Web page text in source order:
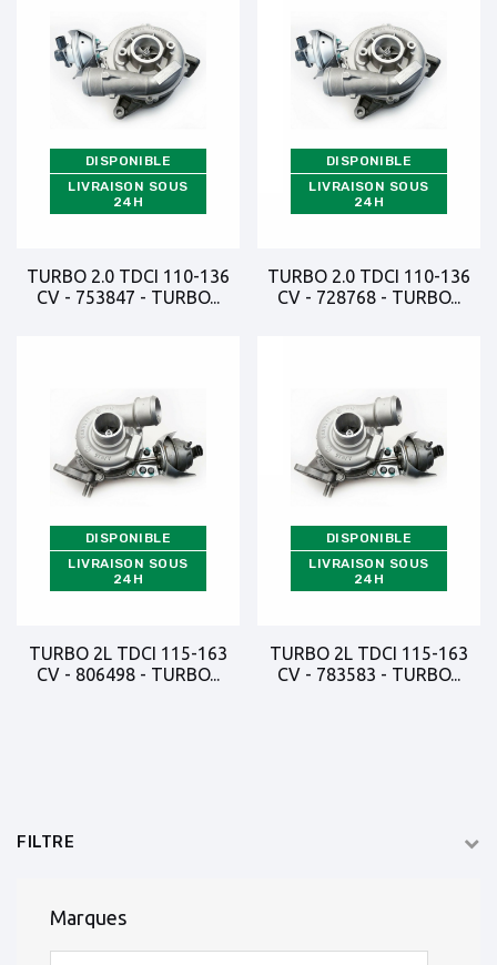
DISPONIBLE
LIVRAISON SOUS
24H
TURBO 2.0 TDCI 110-136
CV - 753847 - TURBO...
DISPONIBLE
LIVRAISON SOUS
24H
TURBO 2.0 TDCI 110-136
CV - 728768 - TURBO...
DISPONIBLE
LIVRAISON SOUS
24H
TURBO 2L TDCI 115-163
CV - 806498 - TURBO...
DISPONIBLE
LIVRAISON SOUS
24H
TURBO 2L TDCI 115-163
CV - 783583 - TURBO...
FILTRE
Marques